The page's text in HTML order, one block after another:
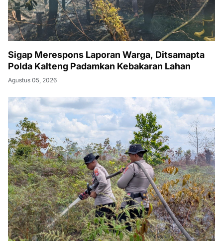
Sigap Merespons Laporan Warga, Ditsamapta
Polda Kalteng Padamkan Kebakaran Lahan
Agustus 05, 2026